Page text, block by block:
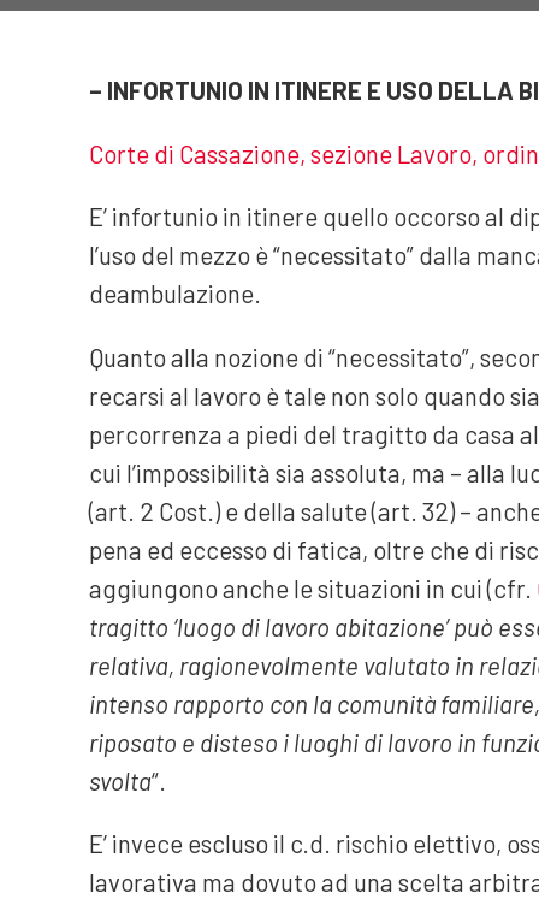
– INFORTUNIO IN ITINERE E USO DELLA
Corte di Cassazione, sezione Lavoro,
E’ infortunio in itinere quello occorso al
l’uso del mezzo è “necessitato” dalla
deambulazione.
Quanto alla nozione di “necessitato”,
recarsi al lavoro è tale non solo quando
percorrenza a piedi del tragitto da casa
cui l’impossibilità sia assoluta, ma – alla
(art. 2 Cost.) e della salute (art. 32) –
pena ed eccesso di fatica, oltre che di
aggiungono anche le situazioni in cui (cfr.
tragitto ‘luogo di lavoro abitazione’ può
relativa, ragionevolmente valutato in
intenso rapporto con la comunità
riposato e disteso i luoghi di lavoro in
svolta“.
E’ invece escluso il c.d. rischio elettivo,
lavorativa ma dovuto ad una scelta